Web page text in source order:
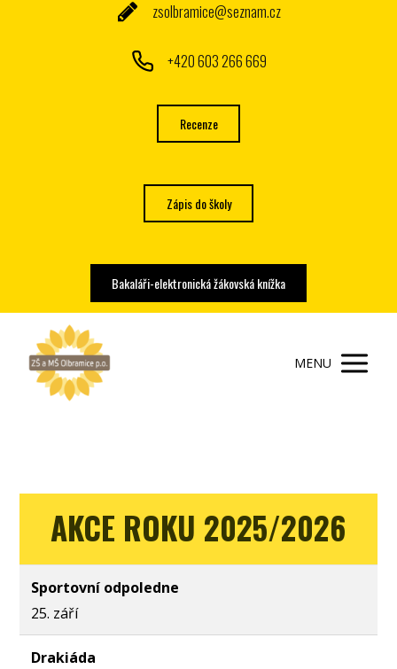
zsolbramice@seznam.cz
+420 603 266 669
Recenze
Zápis do školy
Bakaláři-elektronická žákovská knížka
MENU
AKCE ROKU 2025/2026
Sportovní odpoledne
25. září
Drakiáda